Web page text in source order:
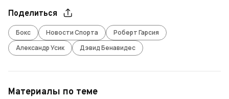
Поделиться
Бокс Новости Спорта
Роберт Гарсия
Александр Усик
Дэвид Бенавидес
Материалы по теме